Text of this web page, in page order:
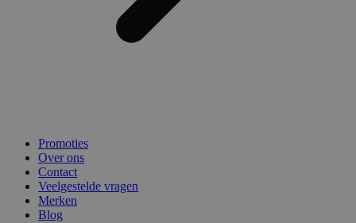
Promoties
Over ons
Contact
Veelgestelde vragen
Merken
Blog